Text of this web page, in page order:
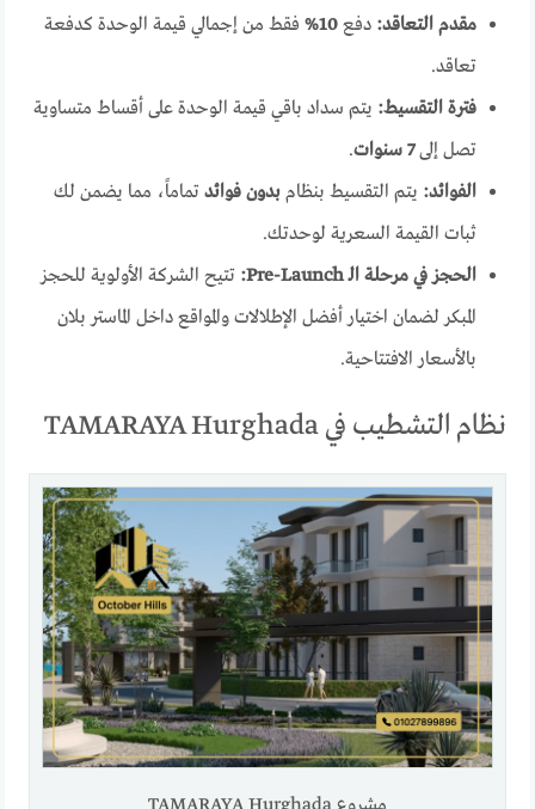
مقدم التعاقد: دفع10%
فقط من إجمالي قيمة الوحدة كدفعة
تعاقد.
فترة التقسيط: يتم سداد باقي قيمة الوحدة على أقساط متساوية
تصل إلى7 سنوات
.
الفوائد: يتم التقسيط بنظامبدون فوائد تماماً، مما يضمن لك
ثبات القيمة السعرية لوحدتك.
الحجز في مرحلة الـ Pre-Launch:
تتيح الشركة الأولوية للحجز
المبكر لضمان اختيار أفضل الإطلالات والمواقع داخل الماستر بلان
بالأسعار الافتتاحية.
نظام التشطيب في TAMARAYA Hurghada